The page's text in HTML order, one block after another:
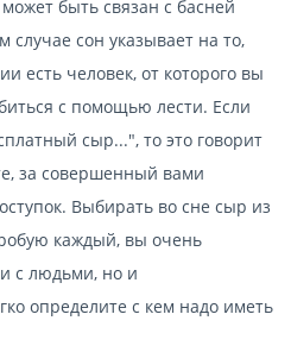
быть связан с басней
случае сон указывает на то,
есть человек, от которого вы
с помощью лести. Если
сыр...", то это говорит
за совершенный вами
Выбирать во сне сыр из
каждый, вы очень
с людьми, но и
определите с кем надо иметь